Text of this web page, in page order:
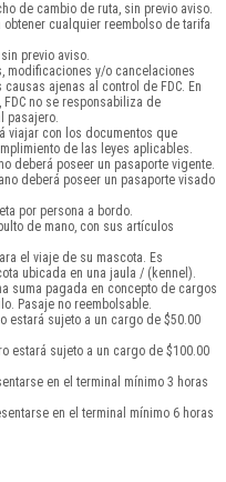
de cambio de ruta, sin previo aviso.
cualquier reembolso de tarifa
previo aviso.
modificaciones y/o cancelaciones
ajenas al control de FDC. En
no se responsabiliza de
pasajero.
viajar con los documentos que
de las leyes aplicables.
deberá poseer un pasaporte vigente.
deberá poseer un pasaporte visado
por persona a bordo.
de mano, con sus artículos
el viaje de su mascota. Es
ubicada en una jaula / (kennel).
suma pagada en concepto de cargos
Pasaje no reembolsable.
estará sujeto a un cargo de $50.00
estará sujeto a un cargo de $100.00
en el terminal mínimo 3 horas
en el terminal mínimo 6 horas